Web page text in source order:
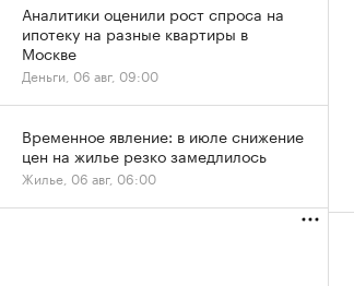
Аналитики оценили рост спроса на
ипотеку на разные квартиры в
Москве
Деньги, 06 авг, 09:00
Временное явление: в июле снижение
цен на жилье резко замедлилось
Жилье, 06 авг, 06:00